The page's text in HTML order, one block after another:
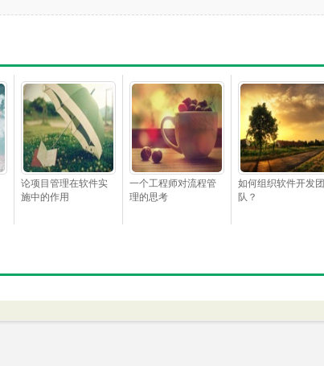
论项目管理在软件实
施中的作用
一个工程师对流程管
理的思考
如何组织软件开发团
队？